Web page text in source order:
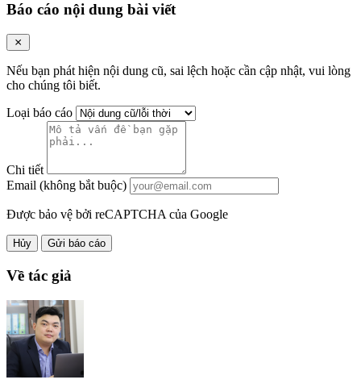
Báo cáo nội dung bài viết
Nếu bạn phát hiện nội dung cũ, sai lệch hoặc cần cập nhật, vui lòng
cho chúng tôi biết.
Loại báo cáo
Chi tiết
Email (không bắt buộc)
Được bảo vệ bởi reCAPTCHA của Google
Hủy Gửi báo cáo
Về tác giả